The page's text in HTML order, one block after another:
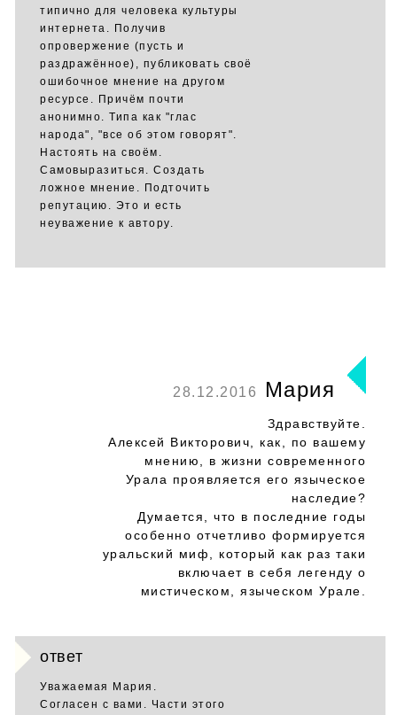
типично для человека культуры
интернета. Получив
опровержение (пусть и
раздражённое), публиковать своё
ошибочное мнение на другом
ресурсе. Причём почти
анонимно. Типа как "глас
народа", "все об этом говорят".
Настоять на своём.
Самовыразиться. Создать
ложное мнение. Подточить
репутацию. Это и есть
неуважение к автору.
28.12.2016 Мария
Здравствуйте.
Алексей Викторович, как, по вашему
мнению, в жизни современного
Урала проявляется его языческое
наследие?
Думается, что в последние годы
особенно отчетливо формируется
уральский миф, который как раз таки
включает в себя легенду о
мистическом, языческом Урале.
ответ
Уважаемая Мария.
Согласен с вами. Части этого